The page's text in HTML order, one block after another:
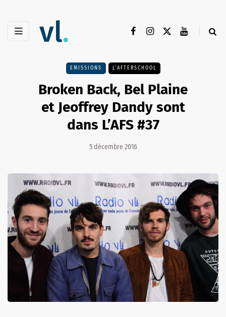
EMISSIONS L’AFTERSCHOOL
Broken Back, Bel Plaine
et Jeoffrey Dandy sont
dans L’AFS #37
5 décembre 2016